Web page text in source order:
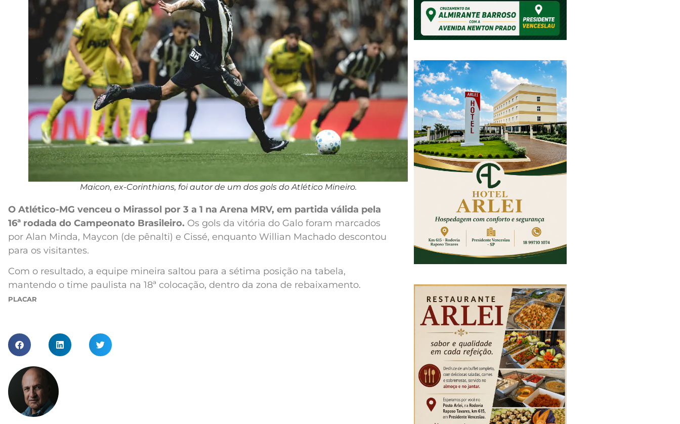
Maicon, ex-Corinthians, foi autor de um dos gols do Atlético Mineiro.
O Atlético-MG venceu o Mirassol por 3 a 1 na Arena MRV, em partida válida pela
16ª rodada do Campeonato Brasileiro. Os gols da vitória do Galo foram marcados
por Alan Minda, Maycon (de pênalti) e Cissé, enquanto Willian Machado descontou
para os visitantes.
Com o resultado, a equipe mineira saltou para a sétima posição na tabela,
mantendo o time paulista na 18ª colocação, dentro da zona de rebaixamento.
PLACAR